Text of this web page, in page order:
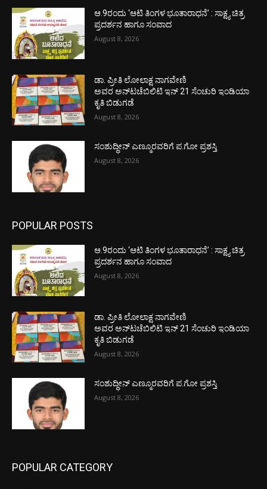
ಆ.9ರಂದು ‘ಆಟಿ ತಿಂಗಳ ಭೂತಾರಾಧನೆ’ : ಸಾಕ್ಷ್ಯ ಚಿತ್ರ
ಪ್ರದರ್ಶನ ಹಾಗೂ ಸಂವಾದ
August 8, 2026
ಡಾ. ಪ್ರೀತಿ ಲೋಲಾಕ್ಷ ನಾಗವೇಣಿ
ಅವರ ಅನ್‌ಟಚೆಬಿಲಿಟಿ ಇನ್ 21 ಸೆಂಚುರಿ ಇಂಡಿಯಾ
ಕೃತಿ ಬಿಡುಗಡೆ
August 8, 2026
ಸಂಶುದ್ಧೀನ್ ಎಣ್ಮೂರವರಿಗೆ ಪ.ಗೋ ಪ್ರಶಸ್ತಿ
August 8, 2026
POPULAR POSTS
ಆ.9ರಂದು ‘ಆಟಿ ತಿಂಗಳ ಭೂತಾರಾಧನೆ’ : ಸಾಕ್ಷ್ಯ ಚಿತ್ರ
ಪ್ರದರ್ಶನ ಹಾಗೂ ಸಂವಾದ
August 8, 2026
ಡಾ. ಪ್ರೀತಿ ಲೋಲಾಕ್ಷ ನಾಗವೇಣಿ
ಅವರ ಅನ್‌ಟಚೆಬಿಲಿಟಿ ಇನ್ 21 ಸೆಂಚುರಿ ಇಂಡಿಯಾ
ಕೃತಿ ಬಿಡುಗಡೆ
August 8, 2026
ಸಂಶುದ್ಧೀನ್ ಎಣ್ಮೂರವರಿಗೆ ಪ.ಗೋ ಪ್ರಶಸ್ತಿ
August 8, 2026
POPULAR CATEGORY